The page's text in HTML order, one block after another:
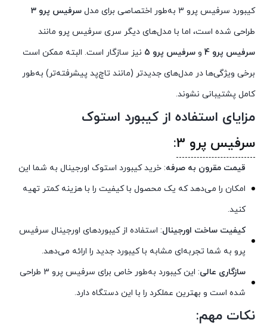
کیبورد سرفیس پرو 3 به‌طور اختصاصی برای مدل
سرفیس پرو 3
طراحی شده است، اما با مدل‌های دیگر سری سرفیس پرو مانند
سرفیس پرو 4
و سرفیس پرو 5
نیز سازگار است. البته ممکن است
برخی ویژگی‌ها در مدل‌های جدیدتر (مانند تاچ‌پد پیشرفته‌تر) به‌طور
کامل پشتیبانی نشوند.
مزایای استفاده از کیبورد استوک
سرفیس پرو 3
:
قیمت مقرون به صرفه: خرید کیبورد استوک اورجینال به شما این
امکان را می‌دهد که یک محصول با کیفیت را با هزینه کمتر تهیه
کنید.
کیفیت ساخت اورجینال: استفاده از کیبوردهای اورجینال سرفیس
پرو به شما تجربه‌ای مشابه با کیبورد جدید را ارائه می‌دهد.
سازگاری عالی
: این کیبورد به‌طور خاص برای سرفیس پرو 3 طراحی
شده است و بهترین عملکرد را با این دستگاه دارد.
نکات مهم: